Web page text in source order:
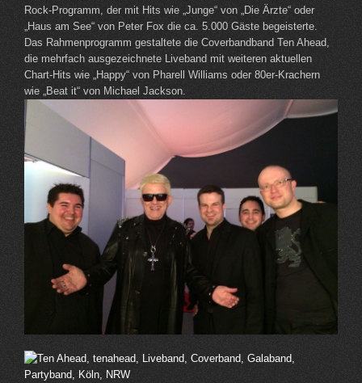
Rock-Programm, der mit Hits wie „Junge“ von „Die Ärzte“ oder
„Haus am See“ von Peter Fox die ca. 5.000 Gäste begeisterte.
Das Rahmenprogramm gestaltete die Coverbandband Ten Ahead,
die mehrfach ausgezeichnete Liveband mit weiteren aktuellen
Chart-Hits wie „Happy“ von Pharell Williams oder 80er-Krachern
wie „Beat it“ von Michael Jackson.